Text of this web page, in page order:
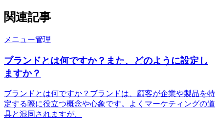
関連記事
メニュー管理
ブランドとは何ですか？また、どのように設定し
ますか？
ブランドとは何ですか？ブランドは、顧客が企業や製品を特
定する際に役立つ概念や心象です。よくマーケティングの道
具と混同されますが、